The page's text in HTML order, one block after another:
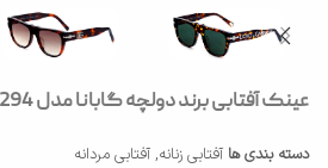
عینک آفتابی برند دولچه گابانا مدل DG3294
دسته بندی ها آفتابی زنانه, آفتابی مردانه